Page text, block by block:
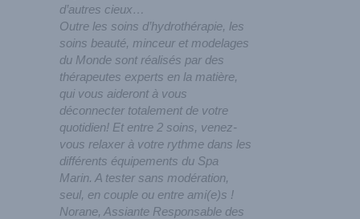
d’autres cieux…
Outre les soins d’hydrothérapie, les
soins beauté, minceur et modelages
du Monde sont réalisés par des
thérapeutes experts en la matière,
qui vous aideront à vous
déconnecter totalement de votre
quotidien! Et entre 2 soins, venez-
vous relaxer à votre rythme dans les
différents équipements du Spa
Marin. A tester sans modération,
seul, en couple ou entre ami(e)s !
Norane, Assiante Responsable des